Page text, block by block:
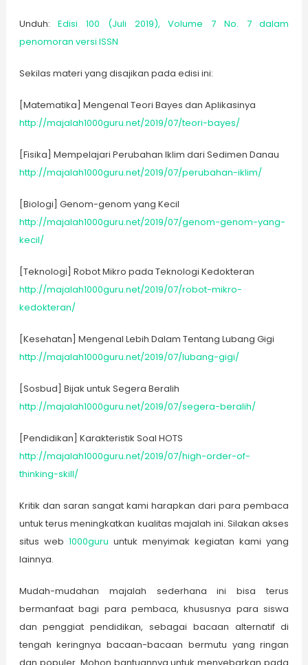
Unduh:Edisi 100 (Juli 2019), Volume 7 No. 7 dalam
penomoran versi ISSN
Sekilas materi yang disajikan pada edisi ini:
[Matematika] Mengenal Teori Bayes dan Aplikasinya
http://majalah1000guru.net/2019/07/teori-bayes/
[Fisika] Mempelajari Perubahan Iklim dari Sedimen Danau
http://majalah1000guru.net/2019/07/perubahan-iklim/
[Biologi] Genom-genom yang Kecil
http://majalah1000guru.net/2019/07/genom-genom-yang-
kecil/
[Teknologi] Robot Mikro pada Teknologi Kedokteran
http://majalah1000guru.net/2019/07/robot-mikro-
kedokteran/
[Kesehatan] Mengenal Lebih Dalam Tentang Lubang Gigi
http://majalah1000guru.net/2019/07/lubang-gigi/
[Sosbud] Bijak untuk Segera Beralih
http://majalah1000guru.net/2019/07/segera-beralih/
[Pendidikan] Karakteristik Soal HOTS
http://majalah1000guru.net/2019/07/high-order-of-
thinking-skill/
Kritik dan saran sangat kami harapkan dari para pembaca
untuk terus meningkatkan kualitas majalah ini. Silakan akses
situs web 1000guru untuk menyimak kegiatan kami yang
lainnya.
Mudah-mudahan majalah sederhana ini bisa terus
bermanfaat bagi para pembaca, khususnya para siswa
dan penggiat pendidikan, sebagai bacaan alternatif di
tengah keringnya bacaan-bacaan bermutu yang ringan